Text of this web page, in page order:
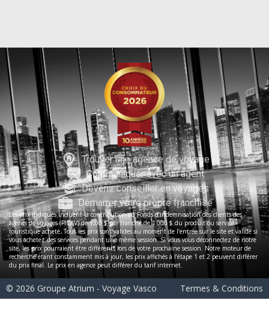
Trouver une agence de voyage
Communiquer avec un agent
Devenir conseiller en voyages
Démarrer votre propre franchise
Les prix indiqués incluent la contribution au Fonds d’indemnisation des clients des
agents de voyages (FICAV) de 1,00 $ par tranche de 1 000 $ du produit ou service
touristique acheté. Tous les prix sont valides au moment de l’entrée sur le site et valide si
vous achetez des services pendant une même session. Si vous vous déconnectez de notre
site, les prix pourraient être différents lors de votre prochaine session. Notre moteur de
recherche étant constamment mis à jour, les prix affichés à l’étape 1 et 2 peuvent différer
du prix final. Le prix en agence peut différer du tarif internet.
© 2026 Groupe Atrium - Voyage Vasco Termes & Conditions